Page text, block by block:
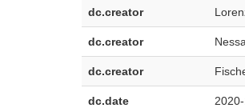
dc.creator
dc.creator
dc.creator
dc.date